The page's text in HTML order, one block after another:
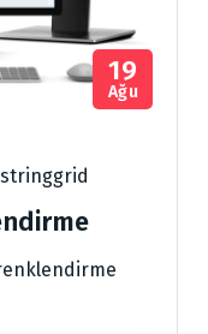
stringgrid
19
Ağu